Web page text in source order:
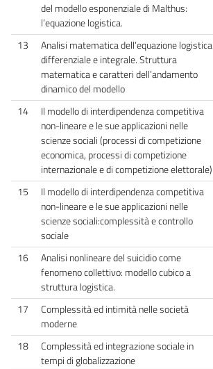
del modello esponenziale di Malthus:
l’equazione logistica.
13
Analisi matematica dell’equazione logistica
differenziale e integrale. Struttura
matematica e caratteri dell’andamento
dinamico del modello
14
Il modello di interdipendenza competitiva
non-lineare e le sue applicazioni nelle
scienze sociali (processi di competizione
economica, processi di competizione
internazionale e di competizione elettorale)
15
Il modello di interdipendenza competitiva
non-lineare e le sue applicazioni nelle
scienze sociali:complessità e controllo
sociale
16
Analisi nonlineare del suicidio come
fenomeno collettivo: modello cubico a
struttura logistica.
17
Complessità ed intimità nelle società
moderne
18
Complessità ed integrazione sociale in
tempi di globalizzazione